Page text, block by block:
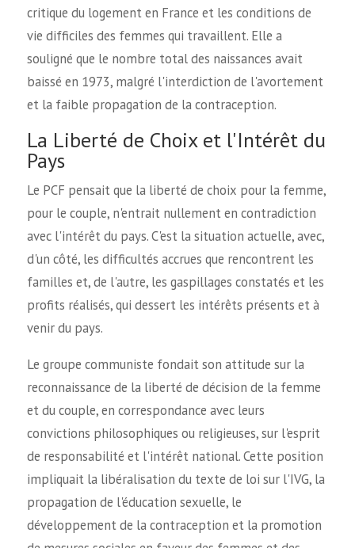
critique du logement en France et les conditions de
vie difficiles des femmes qui travaillent. Elle a
souligné que le nombre total des naissances avait
baissé en 1973, malgré l'interdiction de l'avortement
et la faible propagation de la contraception.
La Liberté de Choix et l'Intérêt du
Pays
Le PCF pensait que la liberté de choix pour la femme,
pour le couple, n'entrait nullement en contradiction
avec l'intérêt du pays. C'est la situation actuelle, avec,
d'un côté, les difficultés accrues que rencontrent les
familles et, de l'autre, les gaspillages constatés et les
profits réalisés, qui dessert les intérêts présents et à
venir du pays.
Le groupe communiste fondait son attitude sur la
reconnaissance de la liberté de décision de la femme
et du couple, en correspondance avec leurs
convictions philosophiques ou religieuses, sur l'esprit
de responsabilité et l'intérêt national. Cette position
impliquait la libéralisation du texte de loi sur l'IVG, la
propagation de l'éducation sexuelle, le
développement de la contraception et la promotion